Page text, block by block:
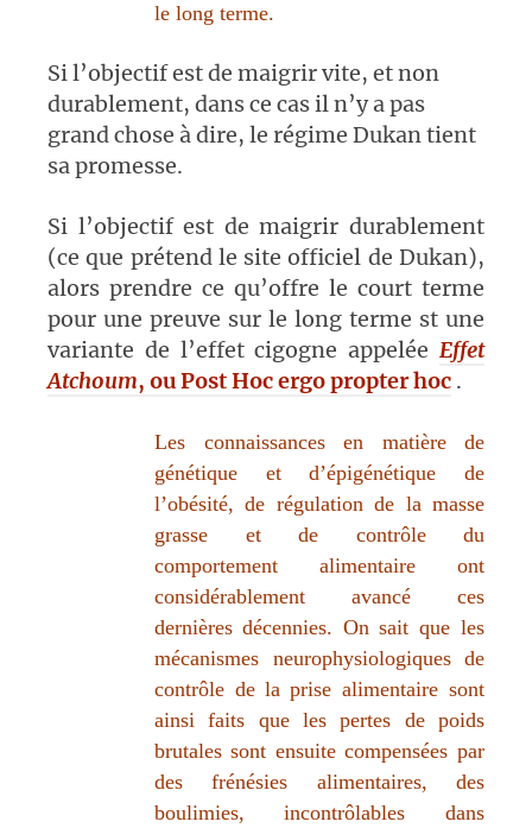
le long terme.
Si l’objectif est de maigrir vite, et non
durablement, dans ce cas il n’y a pas
grand chose à dire, le régime Dukan tient
sa promesse.
Si l’objectif est de maigrir durablement
(ce que prétend le site officiel de Dukan),
alors prendre ce qu’offre le court terme
pour une preuve sur le long terme st une
variante de l’effet cigogne appelée Effet
Atchoum, ouPost Hoc ergo propter hoc .
Les connaissances en matière de
génétique et d’épigénétique de
l’obésité, de régulation de la masse
grasse et de contrôle du
comportement alimentaire ont
considérablement avancé ces
dernières décennies. On sait que les
mécanismes neurophysiologiques de
contrôle de la prise alimentaire sont
ainsi faits que les pertes de poids
brutales sont ensuite compensées par
des frénésies alimentaires, des
boulimies,
incontrôlables dans